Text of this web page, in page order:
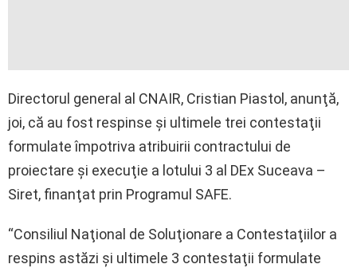
Directorul general al CNAIR, Cristian Piastol, anunţă,
joi, că au fost respinse şi ultimele trei contestaţii
formulate împotriva atribuirii contractului de
proiectare şi execuţie a lotului 3 al DEx Suceava –
Siret, finanţat prin Programul SAFE.
“Consiliul Naţional de Soluţionare a Contestaţiilor a
respins astăzi şi ultimele 3 contestaţii formulate